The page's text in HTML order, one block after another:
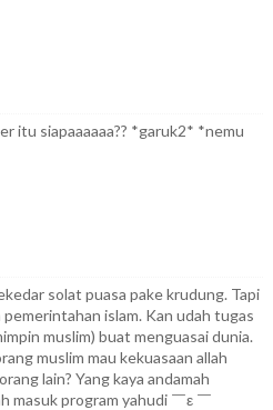
itu siapaaaaaa?? *garuk2* *nemu
solat puasa pake krudung. Tapi
islam. Kan udah tugas
muslim) buat menguasai dunia.
muslim mau kekuasaan allah
lain? Yang kaya andamah
masuk program yahudi ￣ε ￣